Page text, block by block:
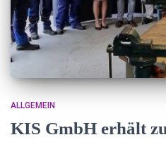
ALLGEMEIN
KIS GmbH erhält